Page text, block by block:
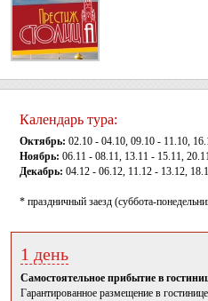
Календарь тура:
Октябрь: 02.10 - 04.10, 09.10 - 11.10,
Ноябрь: 06.11 - 08.11, 13.11 - 15.11,
Декабрь: 04.12 - 06.12, 11.12 - 13.12,
* праздничный заезд (суббота-
1 день
Самостоятельное прибытие в
Гарантированное размещение в